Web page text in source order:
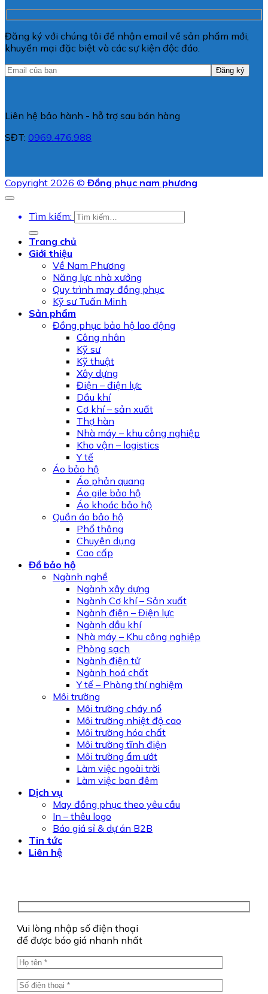
Đăng ký với chúng tôi để nhận email về sản phẩm mới,
khuyến mại đặc biệt và các sự kiện độc đáo.
Liên hệ bảo hành - hỗ trợ sau bán hàng
SĐT: 0969.476.988
Copyright 2026 ©Đồng phục nam phương
Tìm kiếm:
Trang chủ
Giới thiệu
Về Nam Phương
Năng lực nhà xưởng
Quy trình may đồng phục
Kỹ sư Tuấn Minh
Sản phẩm
Đồng phục bảo hộ lao động
Công nhân
Kỹ sư
Kỹ thuật
Xây dựng
Điện – điện lực
Dầu khí
Cơ khí – sản xuất
Thợ hàn
Nhà máy – khu công nghiệp
Kho vận – logistics
Y tế
Áo bảo hộ
Áo phản quang
Áo gile bảo hộ
Áo khoác bảo hộ
Quần áo bảo hộ
Phổ thông
Chuyên dụng
Cao cấp
Đồ bảo hộ
Ngành nghề
Ngành xây dựng
Ngành Cơ khí – Sản xuất
Ngành điện – Điện lực
Ngành dầu khí
Nhà máy – Khu công nghiệp
Phòng sạch
Ngành điện tử
Ngành hoá chất
Y tế – Phòng thí nghiệm
Môi trường
Môi trường cháy nổ
Môi trường nhiệt độ cao
Môi trường hóa chất
Môi trường tĩnh điện
Môi trường ẩm ướt
Làm việc ngoài trời
Làm việc ban đêm
Dịch vụ
May đồng phục theo yêu cầu
In – thêu logo
Báo giá sỉ & dự án B2B
Tin tức
Liên hệ
Vui lòng nhập số điện thoại
để được báo giá nhanh nhất